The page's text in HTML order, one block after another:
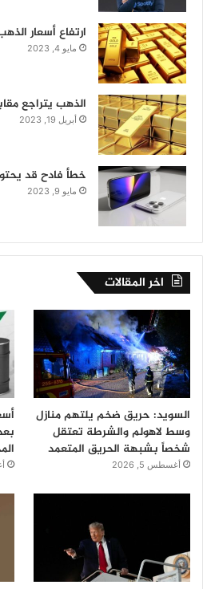
ارتفاع أسعار
مايو 4, 2023
الذهب يتراجع
أبريل 19, 2023
خطأ فادح قد
مايو 9, 2023
اخر المقالات
السويد: حريق ضخم يلتهم منازل
وسط لاهولم والشرطة تعتقل
شخصاً بشبهة الحريق المتعمد
أغسطس 5, 2026